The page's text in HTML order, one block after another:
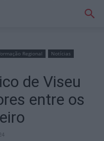
Regional
Notícias
de Viseu
entre os